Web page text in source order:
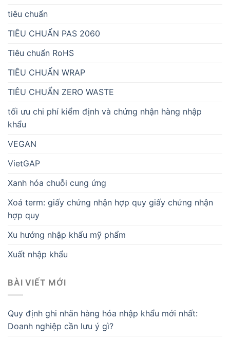
tiêu chuẩn
TIÊU CHUẨN PAS 2060
Tiêu chuẩn RoHS
TIÊU CHUẨN WRAP
TIÊU CHUẨN ZERO WASTE
tối ưu chi phí kiểm định và chứng nhận hàng nhập
khẩu
VEGAN
VietGAP
Xanh hóa chuỗi cung ứng
Xoá term: giấy chứng nhận hợp quy giấy chứng nhận
hợp quy
Xu hướng nhập khẩu mỹ phẩm
Xuất nhập khẩu
BÀI VIẾT MỚI
Quy định ghi nhãn hàng hóa nhập khẩu mới nhất:
Doanh nghiệp cần lưu ý gì?